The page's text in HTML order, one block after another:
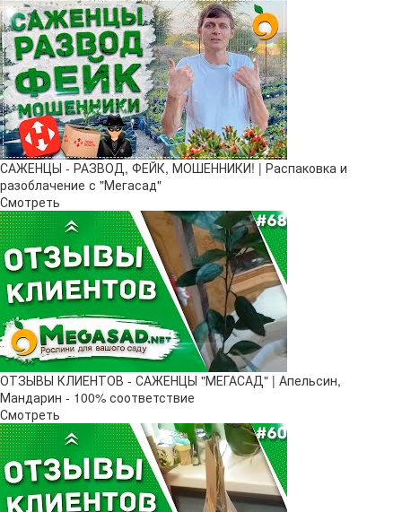
САЖЕНЦЫ - РАЗВОД, ФЕЙК, МОШЕННИКИ! | Распаковка и
разоблачение с "Мегасад"
Смотреть
ОТЗЫВЫ КЛИЕНТОВ - САЖЕНЦЫ "МЕГАСАД" | Апельсин,
Мандарин - 100% соответствие
Смотреть